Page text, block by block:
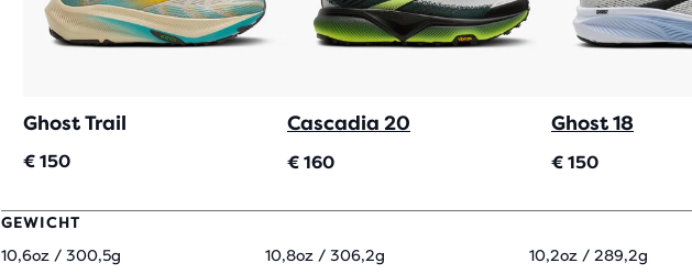
Ghost Trail
€ 150
Cascadia 20
€ 160
Ghost 18
€ 150
GEWICHT
10,6oz / 300,5g
10,8oz / 306,2g 10,2oz / 289,2g